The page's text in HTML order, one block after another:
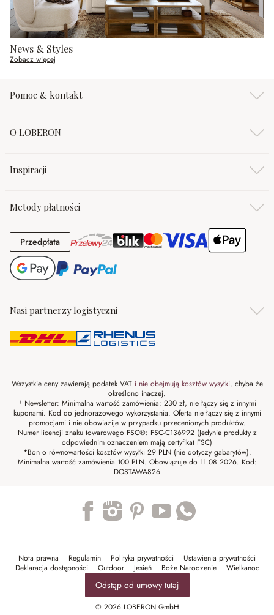
News & Styles
Zobacz więcej
Pomoc & kontakt
O LOBERON
Inspiracji
Metody płatności
PrzedpłataPrzedpłata
Nasi partnerzy logistyczni
Wszystkie ceny zawierają podatek VAT i nie obejmują kosztów wysyłki, chyba że
określono inaczej.
¹ Newsletter: Minimalna wartość zamówienia: 230 zł, nie łączy się z innymi
kuponami. Kod do jednorazowego wykorzystania. Oferta nie łączy się z innymi
promocjami i nie obowiazije w przypadku przecenionych produktów.
Numer licencji znaku towarowego FSC®: FSC-C136992 (Jedynie produkty z
odpowiednim oznaczeniem mają certyfikat FSC)
*Bon o równowartości kosztów wysyłki 29 PLN (nie dotyczy gabarytów).
Minimalna wartość zamówienia 100 PLN. Obowiązuje do 11.08.2026. Kod:
DOSTAWA826
Nota prawna Regulamin Polityka prywatności
Ustawienia prywatności
Deklaracja dostępności
Outdoor Jesień Boże Narodzenie Wielkanoc
Odstąp od umowy tutaj
© 2026 LOBERON GmbH